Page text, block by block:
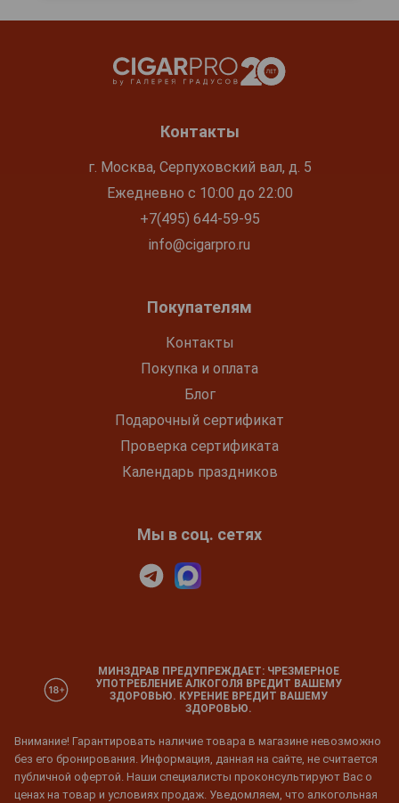
Контакты
г. Москва, Серпуховский вал, д. 5
Ежедневно с 10:00 до 22:00
+7(495) 644-59-95
info@cigarpro.ru
Покупателям
Контакты
Покупка и оплата
Блог
Подарочный сертификат
Проверка сертификата
Календарь праздников
Мы в соц. сетях
МИНЗДРАВ ПРЕДУПРЕЖДАЕТ: ЧРЕЗМЕРНОЕ
УПОТРЕБЛЕНИЕ АЛКОГОЛЯ ВРЕДИТ ВАШЕМУ
ЗДОРОВЬЮ. КУРЕНИЕ ВРЕДИТ ВАШЕМУ
ЗДОРОВЬЮ.
Внимание! Гарантировать наличие товара в магазине невозможно
без его бронирования. Информация, данная на сайте, не считается
публичной офертой. Наши специалисты проконсультируют Вас о
ценах на товар и условиях продаж. Уведомляем, что алкогольная